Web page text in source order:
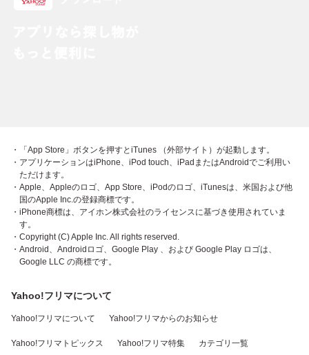
・「App Store」ボタンを押すとiTunes （外部サイト）が起動します。
・アプリケーションはiPhone、iPod touch、iPadまたはAndroidでご利用い
ただけます。
・Apple、Appleのロゴ、App Store、iPodのロゴ、iTunesは、米国および他
国のApple Inc.の登録商標です。
・iPhone商標は、アイホン株式会社のライセンスに基づき使用されていま
す。
・Copyright (C) Apple Inc. All rights reserved.
・Android、Androidロゴ、Google Play 、および Google Play ロゴは、
Google LLC の商標です。
Yahoo!フリマについて
Yahoo!フリマについて Yahoo!フリマからのお知らせ
Yahoo!フリマトピックス Yahoo!フリマ特集 カテゴリ一覧